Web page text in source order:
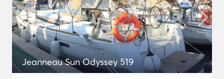
Jeanneau Sun Odyssey 519